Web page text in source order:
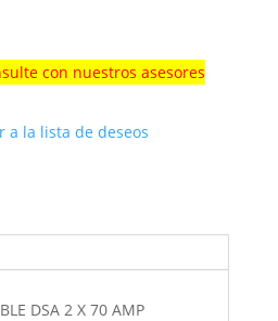
con nuestros asesores
a la lista de deseos
DSA 2 X 70 AMP